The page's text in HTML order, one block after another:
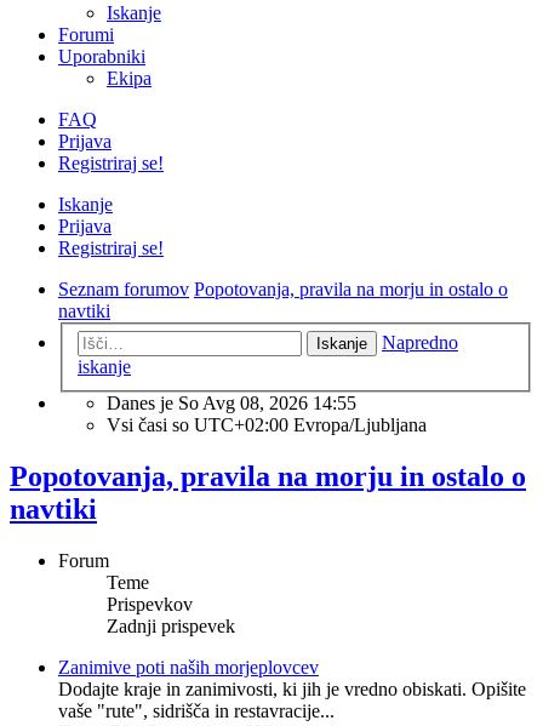
Iskanje
Forumi
Uporabniki
Ekipa
FAQ
Prijava
Registriraj se!
Iskanje
Prijava
Registriraj se!
Seznam forumov Popotovanja, pravila na morju in ostalo o
navtiki
Iskanje
Napredno
iskanje
Danes je So Avg 08, 2026 14:55
Vsi časi so UTC+02:00 Evropa/Ljubljana
Popotovanja, pravila na morju in ostalo o
navtiki
Forum
Teme
Prispevkov
Zadnji prispevek
Zanimive poti naših morjeplovcev
Dodajte kraje in zanimivosti, ki jih je vredno obiskati. Opišite
vaše "rute", sidrišča in restavracije...